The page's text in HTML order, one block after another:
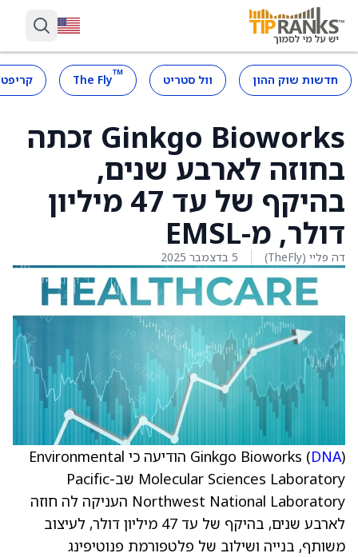
חדשות שוק ההון וול סטריט ™
The Fly
Ginkgo Bioworks זכתה
בחוזה לארבע שנים,
בהיקף של עד 47 מיליון
דולר, מ-EMSL
דה פליי (TheFly) 5 בדצמבר 2025
Ginkgo Bioworks (DNA
) הודיעה כי Environmental
Molecular Sciences Laboratory שב-Pacific
Northwest National Laboratory העניקה לה חוזה
לארבע שנים, בהיקף של עד 47 מיליון דולר, לעיצוב
משותף, בנייה ושילוב של פלטפורמת פנוטיפינג